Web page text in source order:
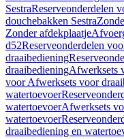
SestraReserveonderdelen
douchebakken Sestra
Zonder afdekplaatje
d52Reserveonderdelen
draaibediening
draaibedieningAfwerksets
voor Afwerksets voor
watertoevoer
watertoevoerAfwerksets
watertoevoer
draaibediening en